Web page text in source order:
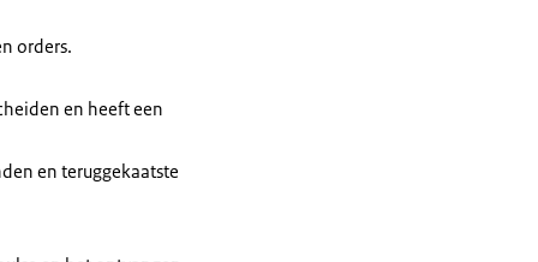
orders.
en heeft een
en teruggekaatste